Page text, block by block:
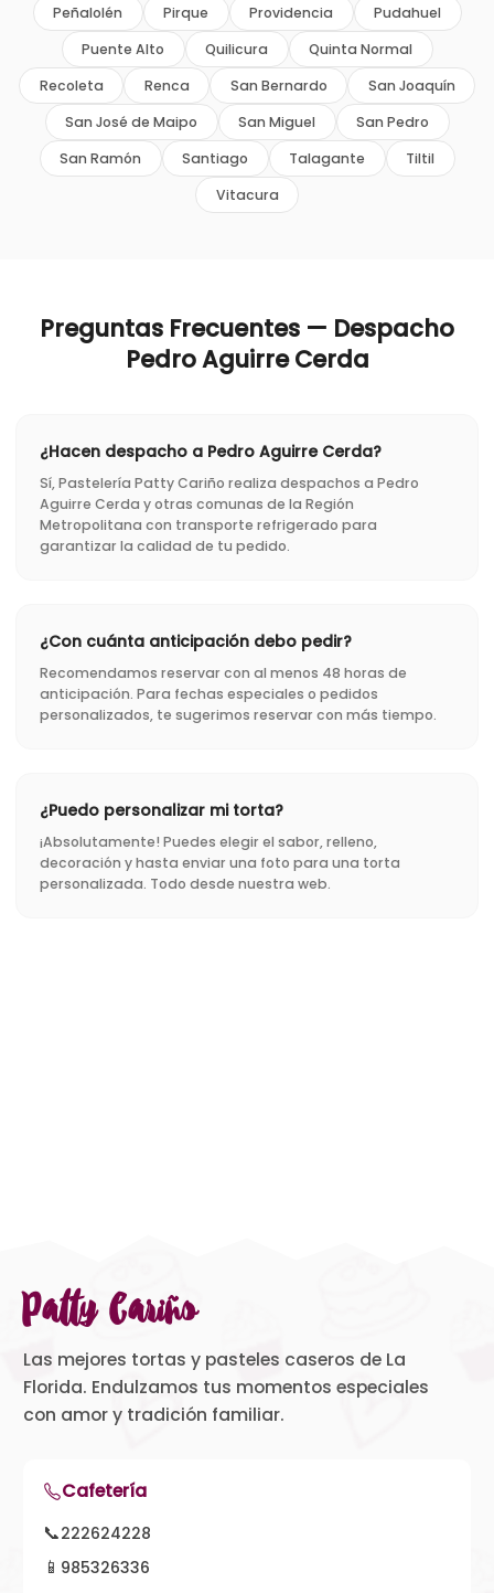
Peñalolén Pirque Providencia
Pudahuel
Puente Alto
Quilicura
Quinta Normal
Recoleta
Renca San Bernardo
San Joaquín
San José de Maipo
San Miguel
San Pedro
San Ramón
Santiago Talagante
Tiltil
Vitacura
Preguntas Frecuentes — Despacho
Pedro Aguirre Cerda
¿Hacen despacho a Pedro Aguirre Cerda?
Sí, Pastelería Patty Cariño realiza despachos a Pedro
Aguirre Cerda y otras comunas de la Región
Metropolitana con transporte refrigerado para
garantizar la calidad de tu pedido.
¿Con cuánta anticipación debo pedir?
Recomendamos reservar con al menos 48 horas de
anticipación. Para fechas especiales o pedidos
personalizados, te sugerimos reservar con más tiempo.
¿Puedo personalizar mi torta?
¡Absolutamente! Puedes elegir el sabor, relleno,
decoración y hasta enviar una foto para una torta
personalizada. Todo desde nuestra web.
Patty Cariño
Las mejores tortas y pasteles caseros de La
Florida. Endulzamos tus momentos especiales
con amor y tradición familiar.
Cafetería
📞222624228
📱 985326336